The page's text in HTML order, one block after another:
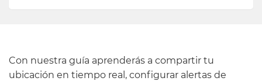
Con nuestra guía aprenderás a compartir tu
ubicación en tiempo real, configurar alertas de